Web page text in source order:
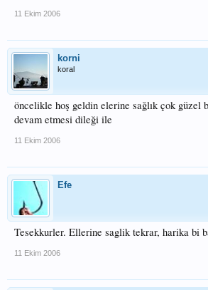
11 Ekim 2006
korni
koral
öncelikle hoş geldin elerine sağlık çok güzel
devam etmesi dileği ile
11 Ekim 2006
Efe
Tesekkurler. Ellerine saglik tekrar, harika bi
11 Ekim 2006